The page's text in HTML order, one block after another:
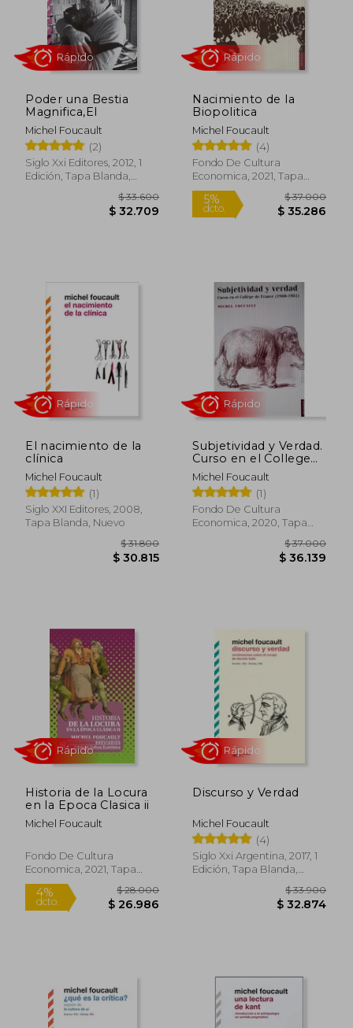
10%
dcto. $ 35.910
5%
dcto.
Poder una Bestia
Magnifica,El
Michel Foucault
(2)
Siglo Xxi Editores, 2012, 1
Edición, Tapa Blanda,
$ 33.600
Nacimiento de la
Biopolitica
Michel Foucault
(4)
Fondo De Cultura
Economica, 2021, Tapa
Blanda, Nuevo
5% $
El nacimiento de la
clínica
Michel Foucault
(1)
Siglo XXI Editores, 2008,
Tapa Blanda, Nuevo
$ 31.800
Rápido
Subjetividad y Verdad.
Curso en el College
de France ( 1980 -
1981 )
Michel Foucault
(1)
Fondo De Cultura
Economica, 2020, Tapa
Rápido
Historia de la Locura
en la Epoca Clasica ii
Michel Foucault
Fondo De Cultura
Economica, 2021, Tapa
Blanda, Nuevo
Discurso y Verdad
Michel Foucault
(4)
Siglo Xxi Argentina, 2017, 1
Edición, Tapa Blanda,